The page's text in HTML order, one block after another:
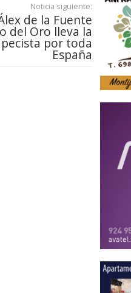
Noticia siguiente:
de la Fuente
del Oro lleva la
por toda
España